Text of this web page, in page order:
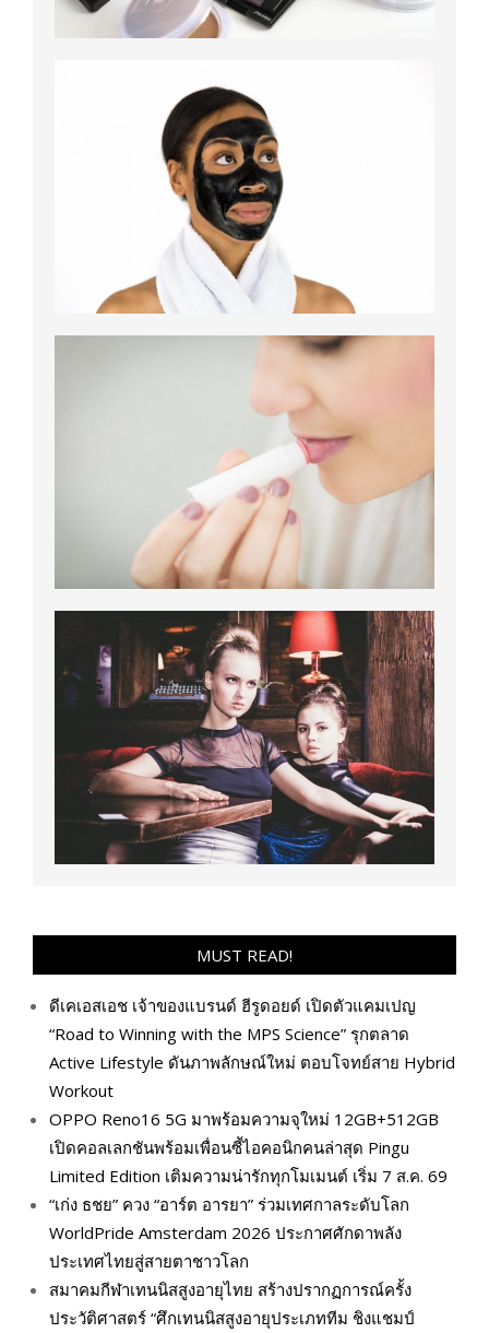
MUST READ!
ดีเคเอสเอช เจ้าของแบรนด์ ฮีรูดอยด์ เปิดตัวแคมเปญ
“Road to Winning with the MPS Science” รุกตลาด
Active Lifestyle ดันภาพลักษณ์ใหม่ ตอบโจทย์สาย Hybrid
Workout
OPPO Reno16 5G มาพร้อมความจุใหม่ 12GB+512GB
เปิดคอลเลกชันพร้อมเพื่อนซี้ไอคอนิกคนล่าสุด Pingu
Limited Edition เติมความน่ารักทุกโมเมนต์ เริ่ม 7 ส.ค. 69
“เก่ง ธชย” ควง “อาร์ต อารยา” ร่วมเทศกาลระดับโลก
WorldPride Amsterdam 2026 ประกาศศักดาพลัง
ประเทศไทยสู่สายตาชาวโลก
สมาคมกีฬาเทนนิสสูงอายุไทย สร้างปรากฏการณ์ครั้ง
ประวัติศาสตร์ “ศึกเทนนิสสูงอายุประเภททีม ชิงแชมป์